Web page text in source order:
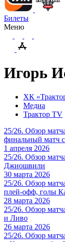
Билеты
Меню
Игорь
ХК
Медиа
Трактор TV
25/26. Обзор
финальный матч
1 апреля 2026
25/26. Обзор
Джиошвили
30 марта 2026
25/26. Обзор
плей-офф, голы
28 марта 2026
25/26. Обзор
и Ливо
26 марта 2026
25/26. Обзор